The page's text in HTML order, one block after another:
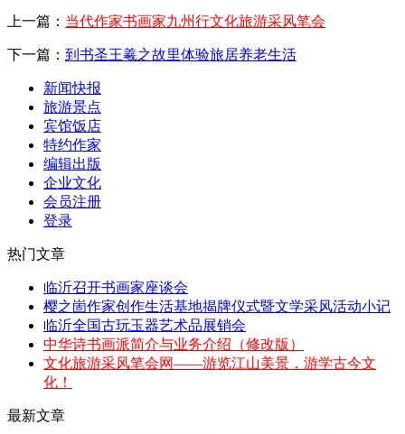
上一篇： 当代作家书画家九州行文化旅游采风笔会
下一篇： 到书圣王羲之故里体验旅居养老生活
新闻快报
旅游景点
宾馆饭店
特约作家
编辑出版
企业文化
会员注册
登录
热门文章
临沂召开书画家座谈会
樱之崮作家创作生活基地揭牌仪式暨文学采风活动小记
临沂全国古玩玉器艺术品展销会
中华诗书画派简介与业务介绍（修改版）
文化旅游采风笔会网——游览江山美景，游学古今文
化！
最新文章